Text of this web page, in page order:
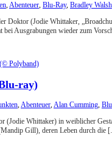
Abenteuer Blu-Ray, Bradley Walsh
Doktor (Jodie Whittaker,
bei Ausgrabungen wieder zum
ray)
Abenteuer Alan Cumming
(Jodie Whittaker) in weiblicher
Gill), deren Leben durch die